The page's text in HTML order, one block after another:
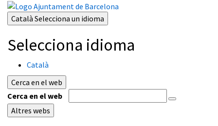
Català Selecciona un idioma
Selecciona idioma
Català
Cerca en el web
Cerca en el web
Altres webs